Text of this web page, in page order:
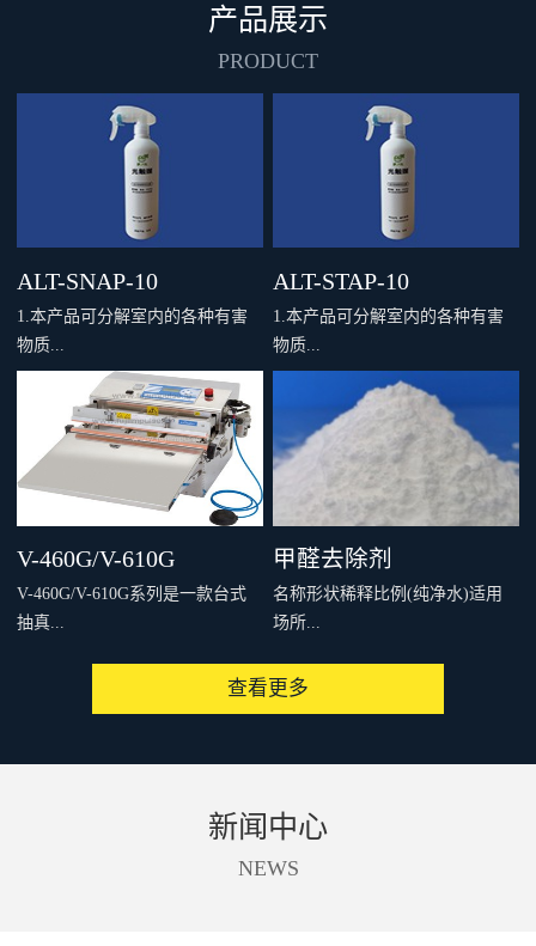
产品展示
PRODUCT
ALT-SNAP-10
1.本产品可分解室内的各种有害
物质...
，例如甲醛、VOC等，并具有除
臭杀菌的效果。2.利用二氧化钛
表面覆盖的磷灰石的可吸附其它
物质的特性，可以在不伤害基材
情况下也可以吸附室内的各种有
害物质，并在有光线照射时对其
进行分解，因此空气净化效率比
一般的光触媒产品有很大程度的
提高。4.附着力极强，一次施工
ALT-STAP-10
1.本产品可分解室内的各种有害
物质...
，例如甲醛、VOC等，并具有除
臭杀菌的效果。2.利用二氧化钛
表面覆盖的磷灰石的可吸附其它
物质的特性，可以在不伤害基材
表面的前提下充分发挥光触媒的
特性。3.在夜间没有光线照射的
情况下也可以吸附室内的各种有
害物质，并在有光线照射时对其
进行分解，因此空气净化效率比
一般的光触媒产品有很大程度的
提高。4.附着力极强，一次施工
V-460G/V-610G
V-460G/V-610G系列是一款台式
抽真...
空、填充惰性气体。V-460GV-
相片喷嘴冲程长度为80mm时的相
甲醛去除剂
名称形状稀释比例(纯净水)适用
场所...
内、家居等处的甲醛等有机化合
ALT-CK白色粉末按1~2%比例稀
查看更多
新闻中心
NEWS